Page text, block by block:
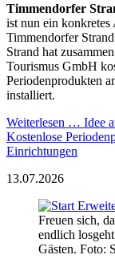
Timmendorfer
ist nun ein
Timmendorfer
Strand hat
Tourismus GmbH
Periodenprodukten
installiert.
Weiterlesen … Idee
Kostenlose
Einrichtungen
13.07.2026
Freuen sich,
endlich
Gästen. Foto: